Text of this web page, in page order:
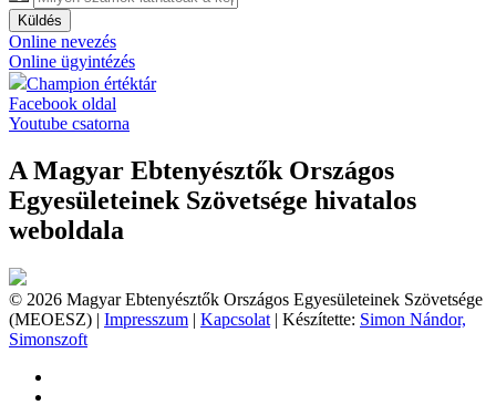
Küldés
Online nevezés
Online ügyintézés
Champion értéktár
Facebook oldal
Youtube csatorna
A Magyar Ebtenyésztők Országos
Egyesületeinek Szövetsége hivatalos
weboldala
© 2026 Magyar Ebtenyésztők Országos Egyesületeinek Szövetsége
(MEOESZ) | Impresszum | Kapcsolat | Készítette: Simon Nándor,
Simonszoft